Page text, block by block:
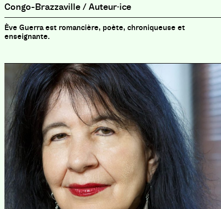
Congo-Brazzaville / Auteur·ice
Ève Guerra est romancière, poète, chroniqueuse et
enseignante.